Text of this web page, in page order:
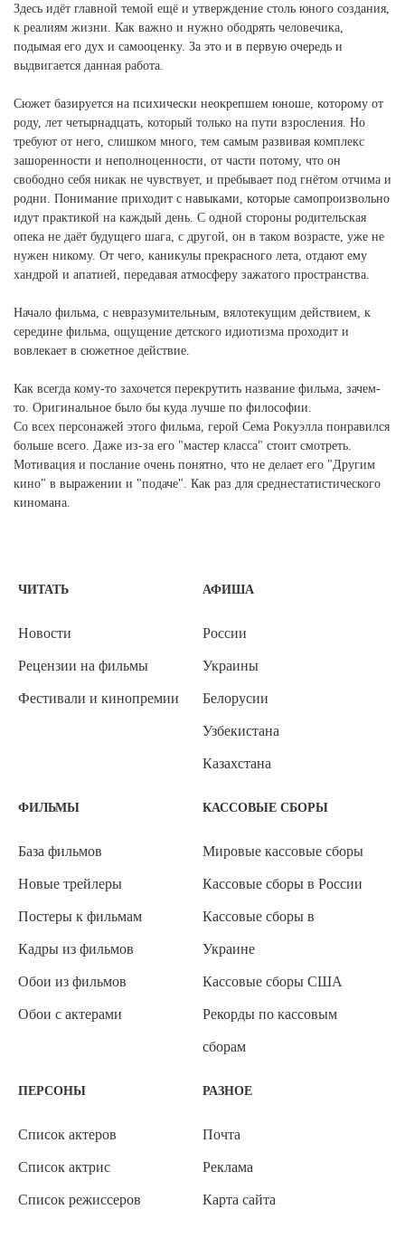
Здесь идёт главной темой ещё и утверждение столь юного создания,
к реалиям жизни. Как важно и нужно ободрять человечика,
подымая его дух и самооценку. За это и в первую очередь и
выдвигается данная работа.
Сюжет базируется на психически неокрепшем юноше, которому от
роду, лет четырнадцать, который только на пути взросления. Но
требуют от него, слишком много, тем самым развивая комплекс
зашоренности и неполноценности, от части потому, что он
свободно себя никак не чувствует, и пребывает под гнётом отчима и
родни. Понимание приходит с навыками, которые самопроизвольно
идут практикой на каждый день. С одной стороны родительская
опека не даёт будущего шага, с другой, он в таком возрасте, уже не
нужен никому. От чего, каникулы прекрасного лета, отдают ему
хандрой и апатией, передавая атмосферу зажатого пространства.
Начало фильма, с невразумительным, вялотекущим действием, к
середине фильма, ощущение детского идиотизма проходит и
вовлекает в сюжетное действие.
Как всегда кому-то захочется перекрутить название фильма, зачем-
то. Оригинальное было бы куда лучше по философии.
Со всех персонажей этого фильма, герой Сема Рокуэлла понравился
больше всего. Даже из-за его "мастер класса" стоит смотреть.
Мотивация и послание очень понятно, что не делает его "Другим
кино" в выражении и "подаче". Как раз для среднестатистического
киномана.
ЧИТАТЬ
Новости
Рецензии на фильмы
Фестивали и кинопремии
АФИША
России
Украины
Белорусии
Узбекистана
Казахстана
ФИЛЬМЫ
База фильмов
Новые трейлеры
Постеры к фильмам
Кадры из фильмов
Обои из фильмов
Обои с актерами
КАССОВЫЕ СБОРЫ
Мировые кассовые сборы
Кассовые сборы в России
Кассовые сборы в
Украине
Кассовые сборы США
Рекорды по кассовым
сборам
ПЕРСОНЫ
Список актеров
Список актрис
Список режиссеров
РАЗНОЕ
Почта
Реклама
Карта сайта